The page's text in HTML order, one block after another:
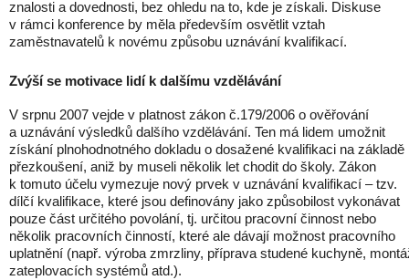
znalosti a dovednosti, bez ohledu na to, kde je získali. Diskuse
v rámci konference by měla především osvětlit vztah
zaměstnavatelů k novému způsobu uznávání kvalifikací.
Zvýší se motivace lidí k dalšímu vzdělávání
V srpnu 2007 vejde v platnost zákon č.179/2006 o ověřování
a uznávání výsledků dalšího vzdělávání. Ten má lidem umožnit
získání plnohodnotného dokladu o dosažené kvalifikaci na základě
přezkoušení, aniž by museli několik let chodit do školy. Zákon
k tomuto účelu vymezuje nový prvek v uznávání kvalifikací – tzv.
dílčí kvalifikace, které jsou definovány jako způsobilost vykonávat
pouze část určitého povolání, tj. určitou pracovní činnost nebo
několik pracovních činností, které ale dávají možnost pracovního
uplatnění (např. výroba zmrzliny, příprava studené kuchyně,
zateplovacích systémů atd.).